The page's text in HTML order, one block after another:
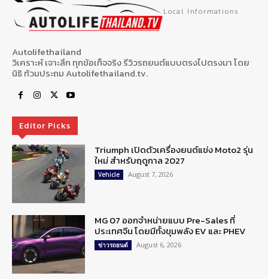
Local Informations
Autolifethailand
วิเคราะห์ เจาะลึก ทุกข้อเท็จจริง รีวิวรถยนต์แบบตรงไปตรงมา โดย
นิธิ ท้วมประถม Autolifethailand.tv.
Editor Picks
Triumph เปิดตัวเครื่องยนต์แข่ง Moto2 รุ่น
ใหม่ สำหรับฤดูกาล 2027
Vehicle August 7, 2026
MG 07 ออกจำหน่ายแบบ Pre-Sales ที่
ประเทศจีน โดยมีทั้งขุมพลัง EV และ PHEV
ข่าวรถยนต์ August 6, 2026